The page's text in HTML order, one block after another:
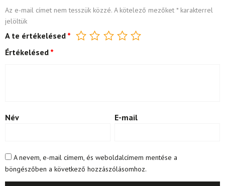
Az e-mail címet nem tesszük közzé. A kötelező mezőket *karakterrel
jelöltük
A te értékelésed *
Értékelésed *
Név E-mail
A nevem, e-mail címem, és weboldalcímem mentése a
böngészőben a következő hozzászólásomhoz.